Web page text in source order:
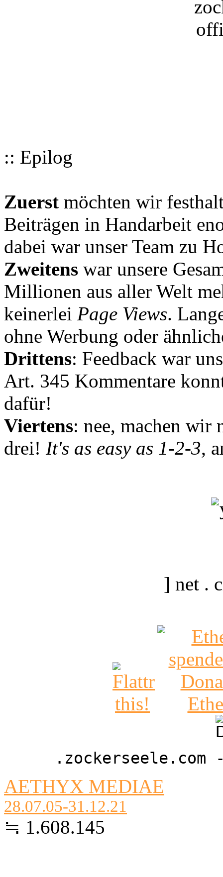
:: Epilog
Zuerst möchten wir
Beiträgen in Handarbeit
dabei war unser Team zu
Zweitens war unsere
Millionen aus aller Welt
keinerlei Page Views.
ohne Werbung oder
Drittens: Feedback war
Art. 345 Kommentare
dafür!
Viertens: nee, machen wir
drei! It's as easy as 1-2-3,
] net .
AETHYX MEDIAE
28.07.05-31.12.21
≒ 1.608.145